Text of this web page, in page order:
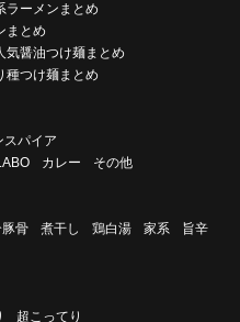
ラーメンまとめ
まとめ
気醤油つけ麺まとめ
種つけ麺まとめ
スパイア
カレー その他
骨 煮干し 鶏白湯 家系
旨辛
超こってり